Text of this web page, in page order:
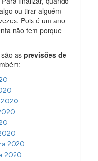
ou tirar alguém
Pois é um ano
não tem porque
são asprevisões de
2020
2020
2020